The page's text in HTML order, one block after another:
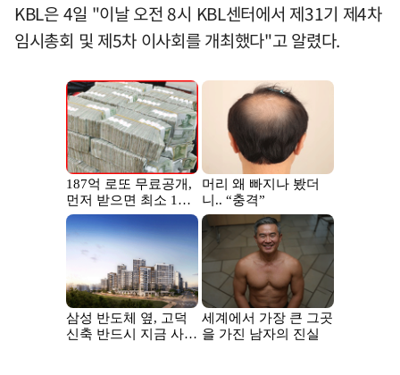
KBL은 4일 "이날 오전 8시 KBL센터에서 제31기 제4차
임시총회 및 제5차 이사회를 개최했다"고 알렸다.